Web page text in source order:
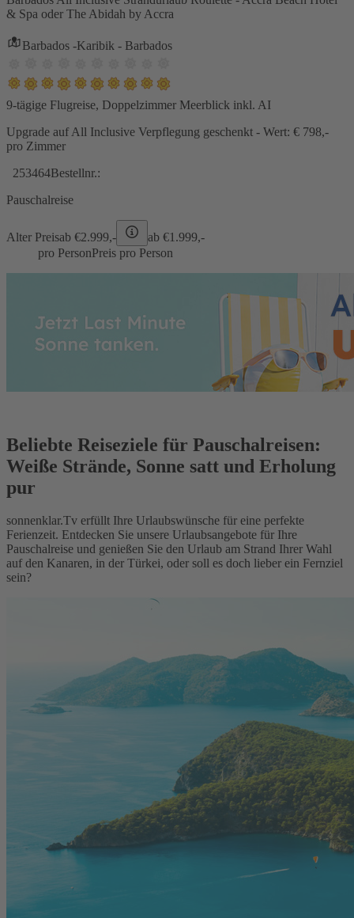
& Spa oder The Abidah by Accra
Barbados -Karibik - Barbados
9-tägige Flugreise, Doppelzimmer Meerblick inkl. AI
Upgrade auf All Inclusive Verpflegung geschenkt - Wert: € 798,-
pro Zimmer
253464Bestellnr.:
Pauschalreise
Alter Preisab €2.999,- ab €1.999,-
pro PersonPreis pro Person
Beliebte Reiseziele für Pauschalreisen:
Weiße Strände, Sonne satt und Erholung
pur
sonnenklar.Tv erfüllt Ihre Urlaubswünsche für eine perfekte
Ferienzeit. Entdecken Sie unsere Urlaubsangebote für Ihre
Pauschalreise und genießen Sie den Urlaub am Strand Ihrer Wahl
auf den Kanaren, in der Türkei, oder soll es doch lieber ein Fernziel
sein?